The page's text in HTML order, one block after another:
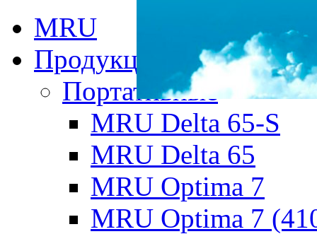
MRU
Продукция MRU
Портативные
MRU Delta 65-S
MRU Delta 65
MRU Optima 7
MRU Optima 7